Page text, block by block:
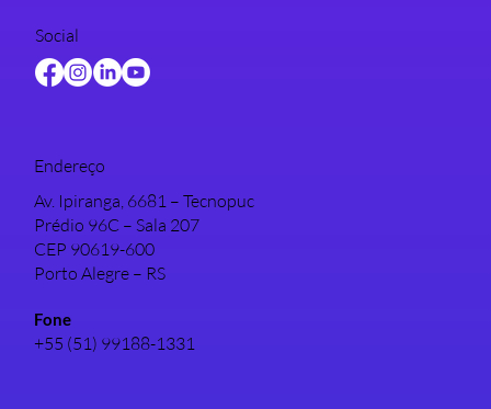
Social
Endereço
Av. Ipiranga, 6681 – Tecnopuc
Prédio 96C – Sala 207
CEP 90619-600
Porto Alegre – RS
Fone
+55 (51) 99188-1331